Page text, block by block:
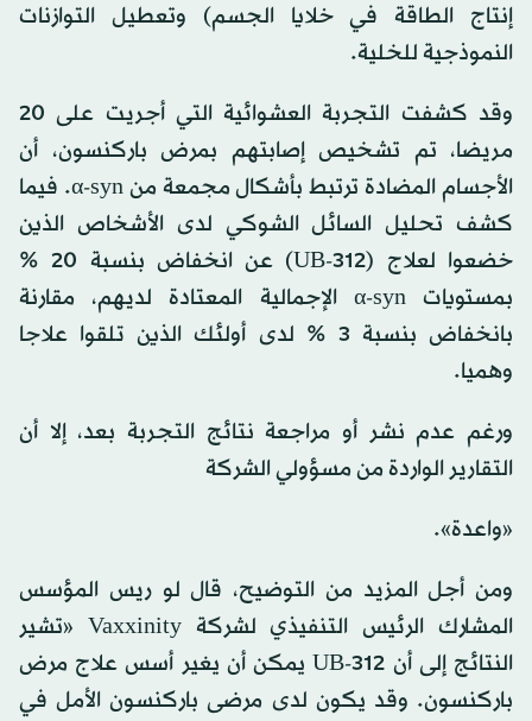
إنتاج الطاقة في خلايا الجسم) وتعطيل التوازنات
النموذجية للخلية.
وقد كشفت التجربة العشوائية التي أجريت على 20
مريضا، تم تشخيص إصابتهم بمرض باركنسون، أن
الأجسام المضادة ترتبط بأشكال مجمعة من α-syn. فيما
كشف تحليل السائل الشوكي لدى الأشخاص الذين
خضعوا لعلاج (UB-312) عن انخفاض بنسبة 20 %
بمستويات α-syn الإجمالية المعتادة لديهم، مقارنة
بانخفاض بنسبة 3 % لدى أولئك الذين تلقوا علاجا
وهميا.
ورغم عدم نشر أو مراجعة نتائج التجربة بعد، إلا أن
التقارير الواردة من مسؤولي الشركة
«واعدة».
ومن أجل المزيد من التوضيح، قال لو ريس المؤسس
المشارك الرئيس التنفيذي لشركة Vaxxinity «تشير
النتائج إلى أن UB-312 يمكن أن يغير أسس علاج مرض
باركنسون. وقد يكون لدى مرضى باركنسون الأمل في